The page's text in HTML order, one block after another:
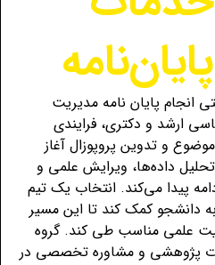
انجام پایان نامه مدیریت
ارشد و دکتری، فرایندی
و تدوین پروپوزال آغاز
داده‌ها، ویرایش علمی و
پیدا می‌کند. انتخاب یک تیم
کمک کند تا این مسیر
علمی مناسب طی کند. گروه
پژوهشی و مشاوره تخصصی در